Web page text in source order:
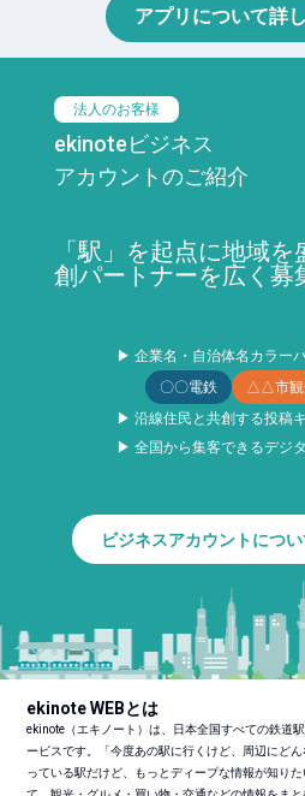
アプリについて詳
法人のお客様
ekinoteビジネス
アカウントのご紹介
「駅」を起点に地域
創パートナーを広く募
▶ 企業名・自治体名カラー
〇〇電鉄
△△市観
▶ 沿線住民と共創する投稿
▶ 全国から集客できるデジ
ビジネスアカウントにつ
ekinote WEBとは
ekinote（エキノート）は、日本全国すべての鉄道
ービスです。「今度あの駅に行くけど、周辺にど
っている駅だけど、もっとディープな情報が知り